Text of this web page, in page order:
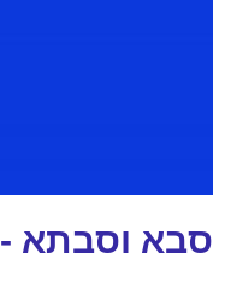
סבא וסבתא -